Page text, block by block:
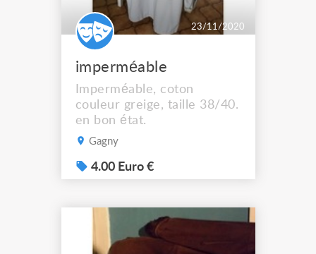
23/11/2020
imperméable
Imperméable, coton
couleur greige, taille 38/40.
en bon état.
Gagny
4.00 Euro €